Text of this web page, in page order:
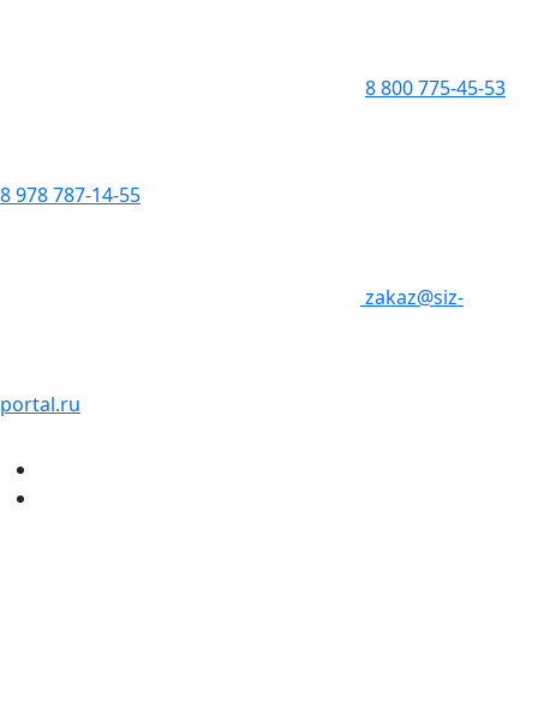
8 800 775-45-53
8 978 787-14-55
zakaz@siz-
portal.ru